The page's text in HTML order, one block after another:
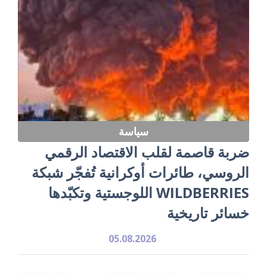
سياسة
ضربة قاصمة لقلب الاقتصاد الرقمي
الروسي، طائرات أوكرانية تُفجّر شبكة
WILDBERRIES اللوجستية وتكبّدها
خسائر تاريخية
05.08.2026